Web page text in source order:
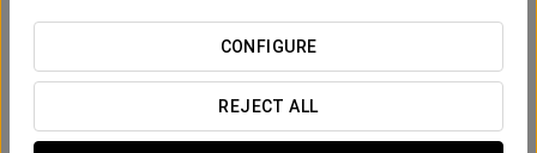
CONFIGURE
REJECT ALL
Билет в Agua Mágica
Насладитесь прекрасным днём в тематическом парке